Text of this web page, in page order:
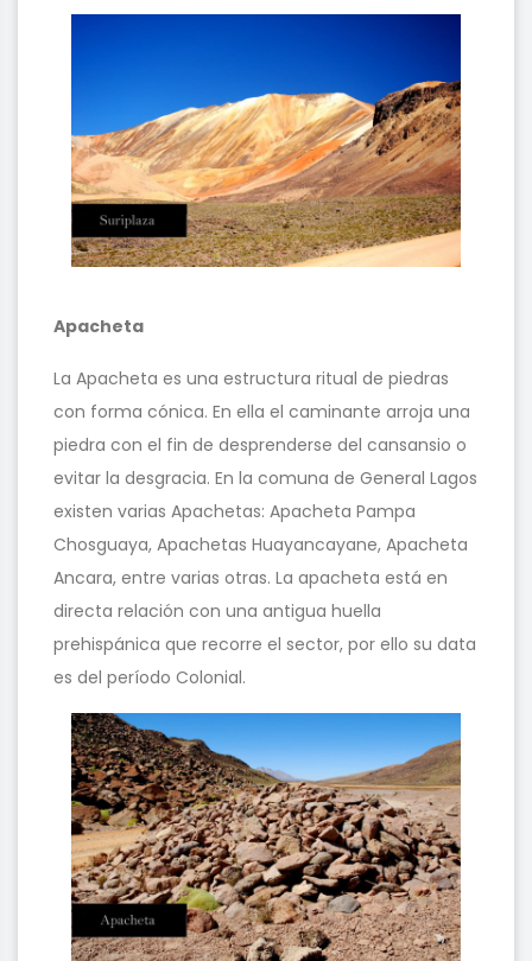
Apacheta
La Apacheta es una estructura ritual de piedras
con forma cónica. En ella el caminante arroja una
piedra con el fin de desprenderse del cansansio o
evitar la desgracia. En la comuna de General Lagos
existen varias Apachetas: Apacheta Pampa
Chosguaya, Apachetas Huayancayane, Apacheta
Ancara, entre varias otras. La apacheta está en
directa relación con una antigua huella
prehispánica que recorre el sector, por ello su data
es del período Colonial.